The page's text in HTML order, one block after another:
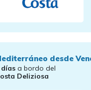
desde
a bordo del
Deliziosa